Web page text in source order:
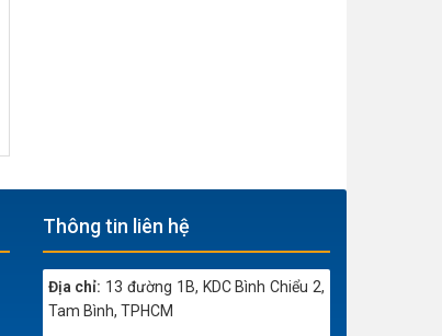
Thông tin liên hệ
Địa chỉ: 13 đường 1B, KDC Bình Chiểu 2,
Tam Bình, TPHCM